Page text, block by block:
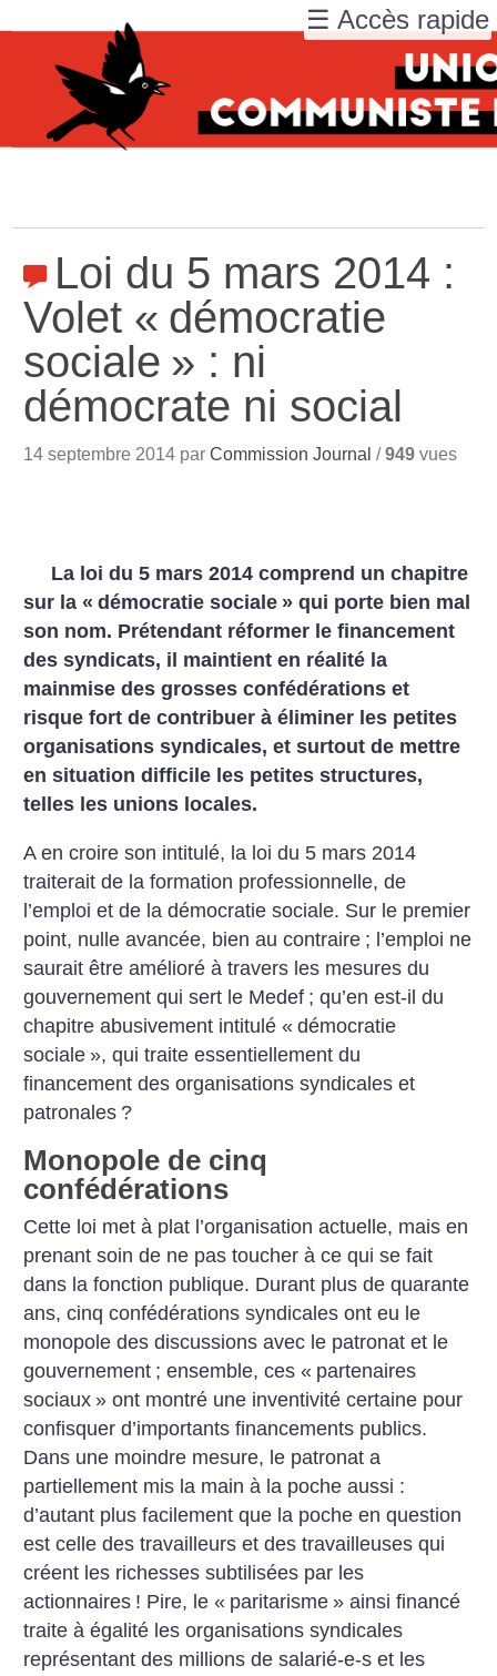
Loi du 5 mars 2014 :
Volet « démocratie
sociale » : ni
démocrate ni social
14 septembre 2014 parCommission Journal /949 vues
La loi du 5 mars 2014 comprend un chapitre
sur la « démocratie sociale » qui porte bien mal
son nom. Prétendant réformer le financement
des syndicats, il maintient en réalité la
mainmise des grosses confédérations et
risque fort de contribuer à éliminer les petites
organisations syndicales, et surtout de mettre
en situation difficile les petites structures,
telles les unions locales.
A en croire son intitulé, la loi du 5 mars 2014
traiterait de la formation professionnelle, de
l’emploi et de la démocratie sociale. Sur le premier
point, nulle avancée, bien au contraire ; l’emploi ne
saurait être amélioré à travers les mesures du
gouvernement qui sert le Medef ; qu’en est-il du
chapitre abusivement intitulé « démocratie
sociale », qui traite essentiellement du
financement des organisations syndicales et
patronales ?
Monopole de cinq
confédérations
Cette loi met à plat l’organisation actuelle, mais en
prenant soin de ne pas toucher à ce qui se fait
dans la fonction publique. Durant plus de quarante
ans, cinq confédérations syndicales ont eu le
monopole des discussions avec le patronat et le
gouvernement ; ensemble, ces « partenaires
sociaux » ont montré une inventivité certaine pour
confisquer d’importants financements publics.
Dans une moindre mesure, le patronat a
partiellement mis la main à la poche aussi :
d’autant plus facilement que la poche en question
est celle des travailleurs et des travailleuses qui
créent les richesses subtilisées par les
actionnaires ! Pire, le « paritarisme » ainsi financé
traite à égalité les organisations syndicales
représentant des millions de salarié-e-s et les
☰ Accès rapide